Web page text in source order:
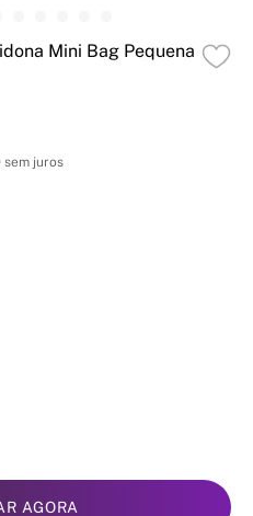
Mini Bag Pequena
sem juros
AGORA